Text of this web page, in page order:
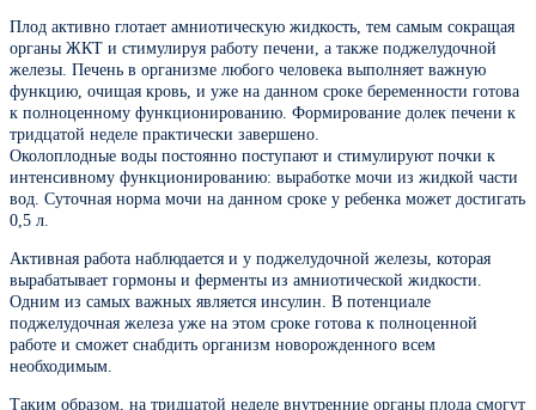
Плод активно глотает амниотическую жидкость, тем самым сокращая
органы ЖКТ и стимулируя работу печени, а также поджелудочной
железы. Печень в организме любого человека выполняет важную
функцию, очищая кровь, и уже на данном сроке беременности готова
к полноценному функционированию. Формирование долек печени к
тридцатой неделе практически завершено.
Околоплодные воды постоянно поступают и стимулируют почки к
интенсивному функционированию: выработке мочи из жидкой части
вод. Суточная норма мочи на данном сроке у ребенка может достигать
0,5 л.
Активная работа наблюдается и у поджелудочной железы, которая
вырабатывает гормоны и ферменты из амниотической жидкости.
Одним из самых важных является инсулин. В потенциале
поджелудочная железа уже на этом сроке готова к полноценной
работе и сможет снабдить организм новорожденного всем
необходимым.
Таким образом, на тридцатой неделе внутренние органы плода смогут